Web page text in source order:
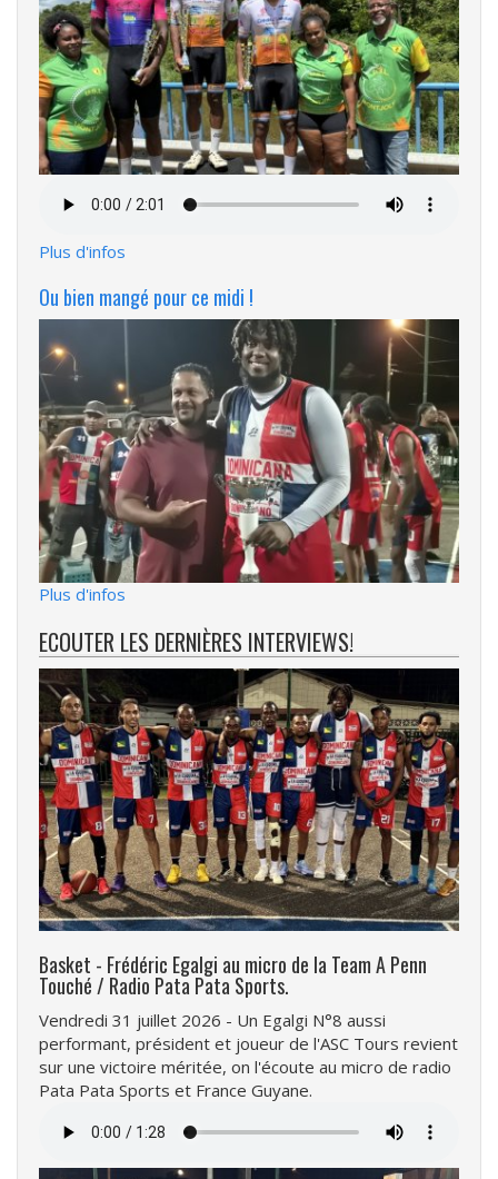
audio
Plus d'infos
Ou bien mangé pour ce midi !
Plus d'infos
ECOUTER LES DERNIÈRES INTERVIEWS!
Basket - Frédéric Egalgi au micro de la Team A Penn
Touché / Radio Pata Pata Sports.
Vendredi 31 juillet 2026 - Un Egalgi N°8 aussi
performant, président et joueur de l'ASC Tours revient
sur une victoire méritée, on l'écoute au micro de radio
Pata Pata Sports et France Guyane.
audio